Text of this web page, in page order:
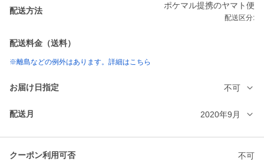
配送方法
ポケマル提携のヤマト便
配送区分:
配送料金（送料）
※離島などの例外はあります。詳細はこちら
お届け日指定 不可
配送月 2020年9月
クーポン利用可否 不可